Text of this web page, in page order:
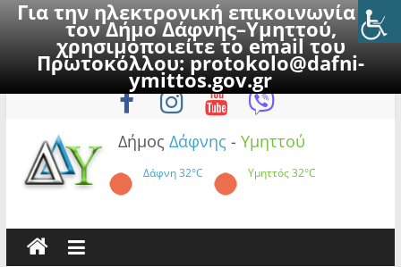
Για την ηλεκτρονική επικοινωνία με
τον Δήμο Δάφνης–Υμηττού,
χρησιμοποιείτε το email του
Πρωτοκόλλου:protokolo@dafni-
ymittos.gov.gr
to
Παρασκευή, 7 Αυγούστου 2026
Δήμος Δάφνης - Υμηττού
Δάφνη32°C Υμηττός32°C